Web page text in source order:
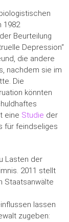
1982
Beurteilung
Depression“
die andere
nachdem sie im
Die
könnten
eine Studie der
für feindseliges
Lasten der
2011 stellt
Staatsanwälte
lassen
zugeben: